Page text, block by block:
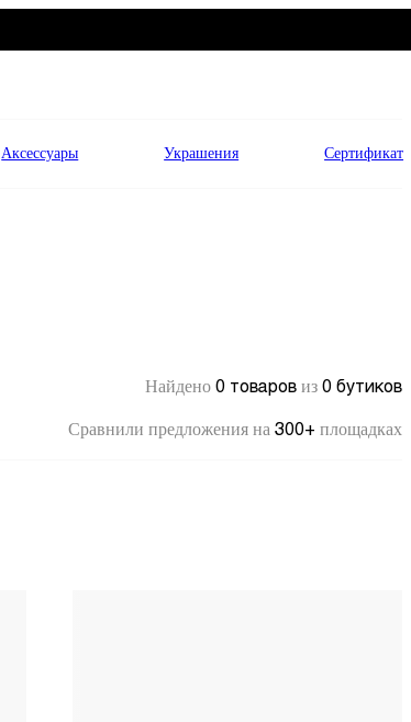
Аксессуары Украшения Сертификат
Найдено 0 товаров из 0 бутиков
Сравнили предложения на 300+ площадках